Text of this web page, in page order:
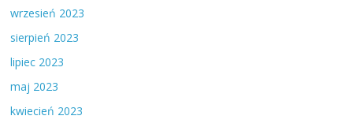
wrzesień 2023
sierpień 2023
lipiec 2023
maj 2023
kwiecień 2023